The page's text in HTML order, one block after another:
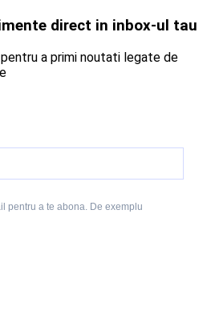
direct in inbox-ul tau
a primi noutati legate de
pentru a te abona. De exemplu